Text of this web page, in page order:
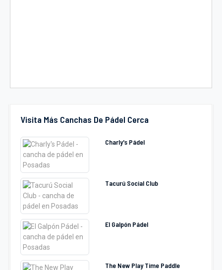
Visita Más Canchas De Pádel Cerca
Charly's Pádel
Tacurú Social Club
El Galpón Pádel
The New Play Time Paddle